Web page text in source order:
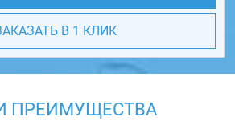
В 1 КЛИК
ПРЕИМУЩЕСТВА